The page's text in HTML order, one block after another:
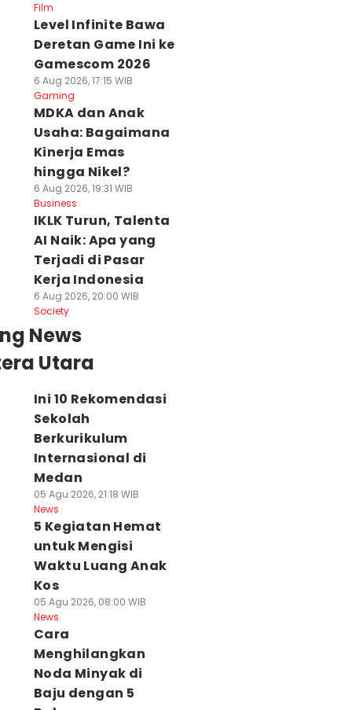
Film
Level Infinite Bawa
Deretan Game Ini ke
Gamescom 2026
6 Aug 2026, 17:15 WIB
Gaming
MDKA dan Anak
Usaha: Bagaimana
Kinerja Emas
hingga Nikel?
6 Aug 2026, 19:31 WIB
Business
IKLK Turun, Talenta
AI Naik: Apa yang
Terjadi di Pasar
Kerja Indonesia
6 Aug 2026, 20:00 WIB
Society
News
Utara
Ini 10 Rekomendasi
Sekolah
Berkurikulum
Internasional di
Medan
05 Agu 2026, 21:18 WIB
News
5 Kegiatan Hemat
untuk Mengisi
Waktu Luang Anak
Kos
05 Agu 2026, 08:00 WIB
News
Cara
Menghilangkan
Noda Minyak di
Baju dengan 5